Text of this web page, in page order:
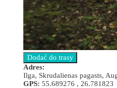
Adres:
Ilga, Skrudalienas pagasts,
GPS: 55.689276 , 26.781823